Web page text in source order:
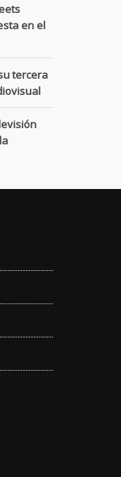
en el
tercera